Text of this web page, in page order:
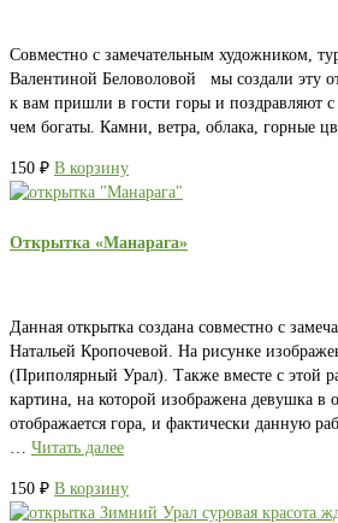
Совместно с замечательным художником,
Валентиной Беловоловой мы создали эту
к вам пришли в гости горы и поздравляют
чем богаты. Камни, ветра, облака, горные
150 ₽ В корзину
Открытка «Манарага»
Данная открытка создана совместно с
Натальей Кропочевой. На рисунке
(Приполярный Урал). Также вместе с этой
картина, на которой изображена девушка в
отображается гора, и фактически данную
… Читать далее
150 ₽ В корзину